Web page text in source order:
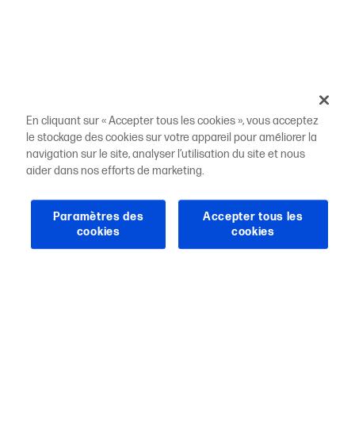
En cliquant sur « Accepter tous les cookies », vous acceptez
le stockage des cookies sur votre appareil pour améliorer la
navigation sur le site, analyser l’utilisation du site et nous
aider dans nos efforts de marketing.
Paramètres des
cookies
Accepter tous les
cookies